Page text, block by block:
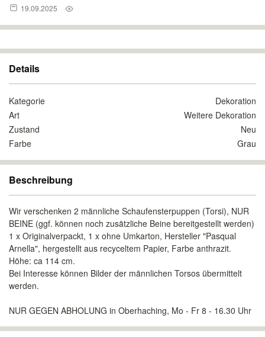
19.09.2025
Details
Kategorie
Dekoration
Art
Weitere Dekoration
Zustand
Neu
Farbe
Grau
Beschreibung
Wir verschenken 2 männliche Schaufensterpuppen (Torsi), NUR
BEINE (ggf. können noch zusätzliche Beine bereitgestellt werden)
1 x Originalverpackt, 1 x ohne Umkarton, Hersteller "Pasqual
Arnella", hergestellt aus recyceltem Papier, Farbe anthrazit.
Höhe: ca 114 cm.
Bei Interesse können Bilder der männlichen Torsos übermittelt
werden.
NUR GEGEN ABHOLUNG in Oberhaching, Mo - Fr 8 - 16.30 Uhr